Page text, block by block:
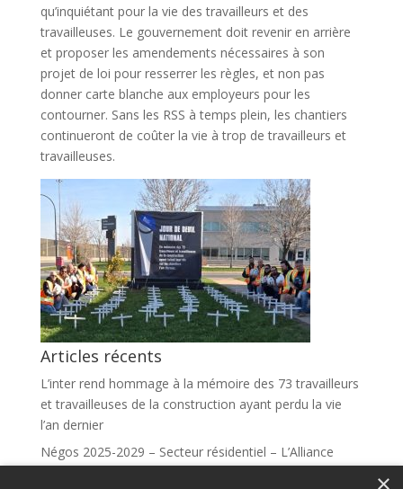
qu’inquiétant pour la vie des travailleurs et des
travailleuses. Le gouvernement doit revenir en arrière
et proposer les amendements nécessaires à son
projet de loi pour resserrer les règles, et non pas
donner carte blanche aux employeurs pour les
contourner. Sans les RSS à temps plein, les chantiers
continueront de coûter la vie à trop de travailleurs et
travailleuses.
Articles récents
L’inter rend hommage à la mémoire des 73 travailleurs
et travailleuses de la construction ayant perdu la vie
l’an dernier
Négos 2025-2029 – Secteur résidentiel – L’Alliance